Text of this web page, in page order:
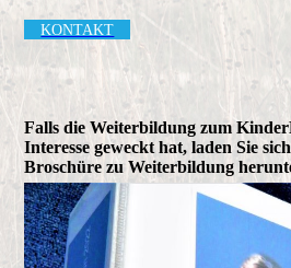
KONTAKT
Falls die Weiterbildung zum
Interesse geweckt hat, laden Sie
Broschüre zu Weiterbildung